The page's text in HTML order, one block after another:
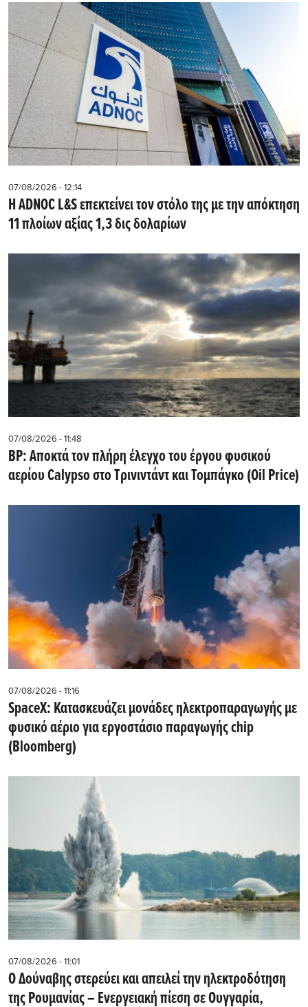
07/08/2026 - 12:14
Η ADNOC L&S επεκτείνει τον στόλο της με την απόκτηση
11 πλοίων αξίας 1,3 δις δολαρίων
07/08/2026 - 11:48
BP: Αποκτά τον πλήρη έλεγχο του έργου φυσικού
αερίου Calypso στο Τρινιντάντ και Τομπάγκο (Oil Price)
07/08/2026 - 11:16
SpaceX: Κατασκευάζει μονάδες ηλεκτροπαραγωγής με
φυσικό αέριο για εργοστάσιο παραγωγής chip
(Bloomberg)
07/08/2026 - 11:01
Ο Δούναβης στερεύει και απειλεί την ηλεκτροδότηση
της Ρουμανίας – Ενεργειακή πίεση σε Ουγγαρία,